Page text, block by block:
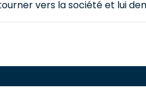
vers la société et lui